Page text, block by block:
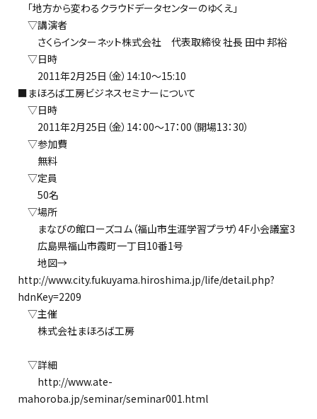
「地方から変わるクラウドデータセンターのゆくえ」
▽講演者
さくらインターネット株式会社 代表取締役 社長 田中 邦裕
▽日時
2011年2月25日（金）14:10〜15:10
■まほろば工房ビジネスセミナーについて
▽日時
2011年2月25日（金）14：00〜17：00（開場13：30）
▽参加費
無料
▽定員
50名
▽場所
まなびの館ローズコム（福山市生涯学習プラザ）4F小会議室3
広島県福山市霞町一丁目10番1号
地図→
http://www.city.fukuyama.hiroshima.jp/life/detail.php?
hdnKey=2209
▽主催
株式会社まほろば工房
▽詳細
http://www.ate-
mahoroba.jp/seminar/seminar001.html